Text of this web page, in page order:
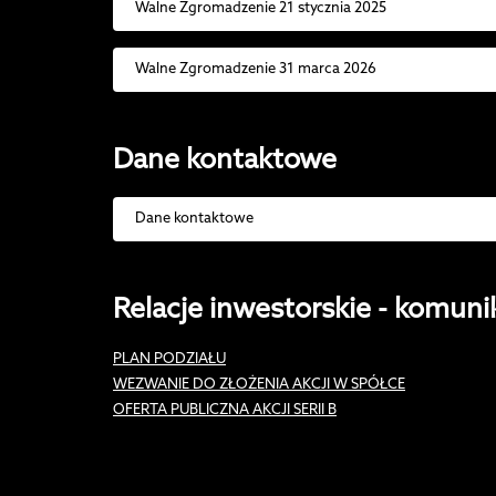
Walne Zgromadzenie 21 stycznia 2025
Walne Zgromadzenie 31 marca 2026
Dane kontaktowe
Dane kontaktowe
Relacje inwestorskie -
PLAN PODZIAŁU
WEZWANIE DO ZŁOŻENIA AKCJI W SPÓŁCE
OFERTA PUBLICZNA AKCJI SERII B